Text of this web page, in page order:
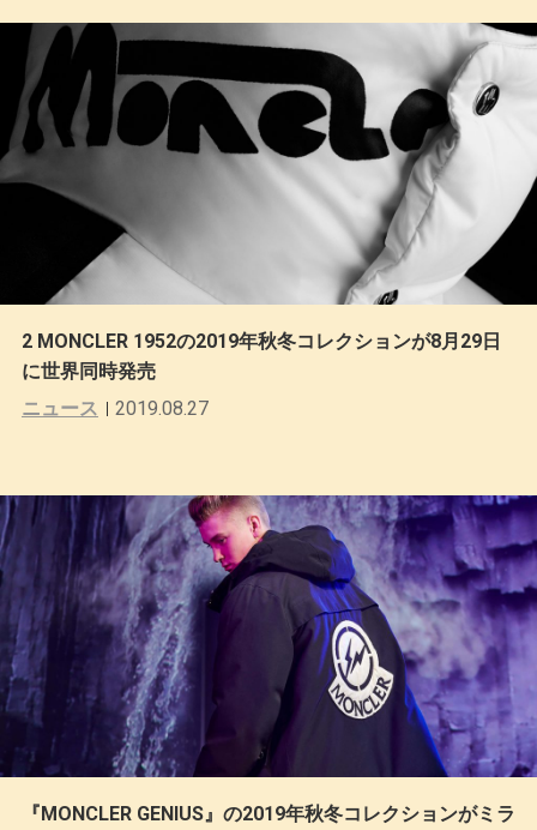
2 MONCLER 1952の2019年秋冬コレクションが8月29日
に世界同時発売
ニュース
2019.08.27
『MONCLER GENIUS』の2019年秋冬コレクションがミラ